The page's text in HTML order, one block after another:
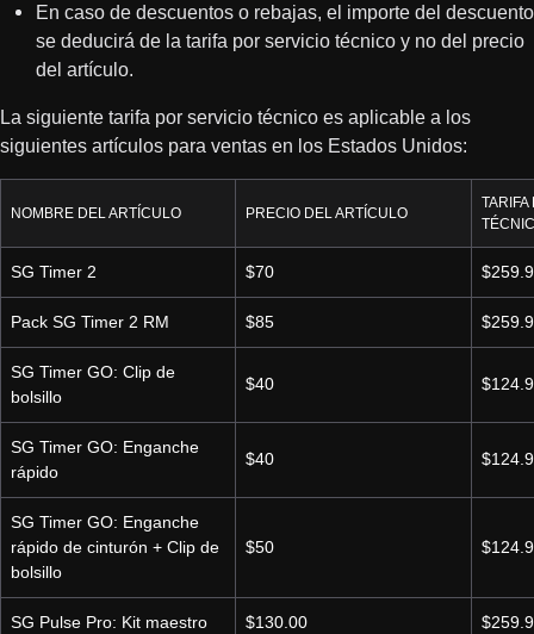
En caso de descuentos o rebajas, el importe del descuento
se deducirá de la tarifa por servicio técnico y no del precio
del artículo.
La siguiente tarifa por servicio técnico es aplicable a los
siguientes artículos para ventas en los Estados Unidos:
NOMBRE DEL ARTÍCULO PRECIO DEL ARTÍCULO
TARIFA
SG Timer 2 $70
Pack SG Timer 2 RM $85
SG Timer GO: Clip de
bolsillo
$40
SG Timer GO: Enganche
rápido
$40
SG Timer GO: Enganche
rápido de cinturón + Clip de
bolsillo
$50
SG Pulse Pro: Kit maestro $130.00